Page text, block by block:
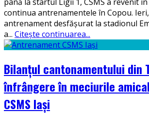
continua antrenamentele în Copou.
antrenament desfășurat la stadionul
a... Citește continuarea...
Bilanțul cantonamentului din
înfrângere în meciurile
CSMS Iași